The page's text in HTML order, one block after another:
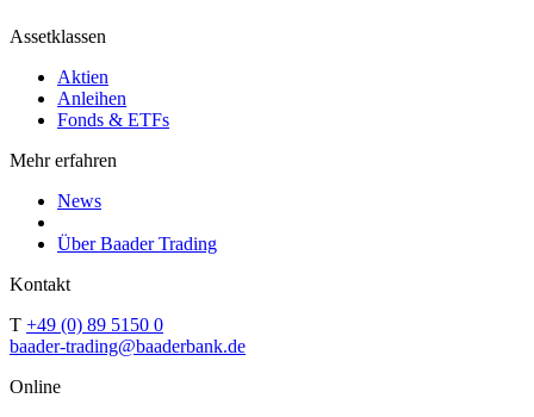
Assetklassen
Aktien
Anleihen
Fonds & ETFs
Mehr erfahren
News
Über Baader Trading
Kontakt
T +49 (0) 89 5150 0
baader-trading@baaderbank.de
Online